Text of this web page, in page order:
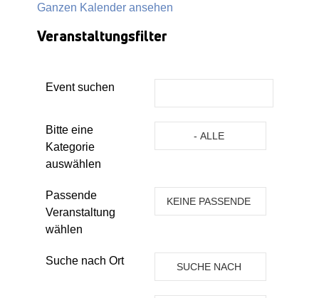
Ganzen Kalender ansehen
Veranstaltungsfilter
Event suchen
Bitte eine
Kategorie
auswählen
- ALLE
Passende
Veranstaltung
wählen
KEINE PASSENDE
Suche nach Ort SUCHE NACH
ORT